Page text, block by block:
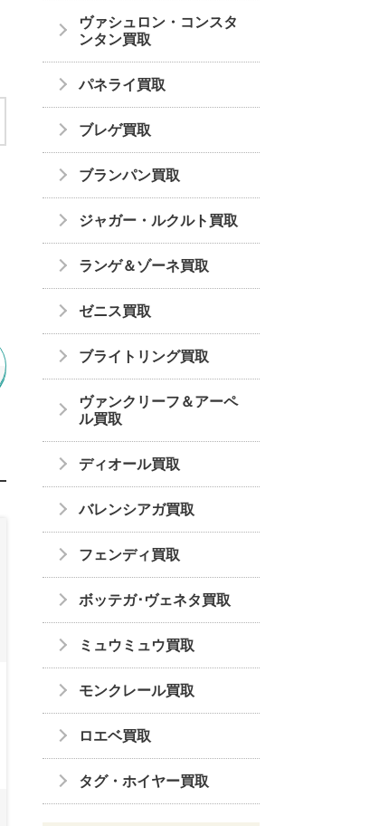
ヴァシュロン・コンスタ
ンタン買取
パネライ買取
ブレゲ買取
ブランパン買取
ジャガー・ルクルト買取
ランゲ＆ゾーネ買取
ゼニス買取
ブライトリング買取
ヴァンクリーフ＆アーペ
ル買取
ディオール買取
バレンシアガ買取
フェンディ買取
ボッテガ･ヴェネタ買取
ミュウミュウ買取
モンクレール買取
ロエベ買取
タグ・ホイヤー買取